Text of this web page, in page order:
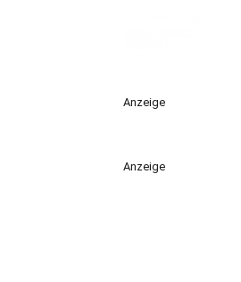
Anzeige
Anzeige